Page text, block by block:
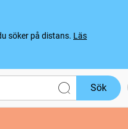
söker på distans. Läs
Sök